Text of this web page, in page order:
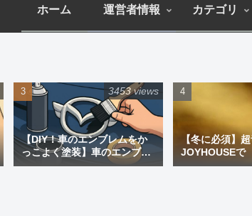
ホーム 運営者情報 カテゴリ
【DIY！車のエンブレムをか
っこよく塗装】車のエンブレ
ム塗装｜道具と失敗しない手
3453 views
【冬に必須】
JOYHOUSEで